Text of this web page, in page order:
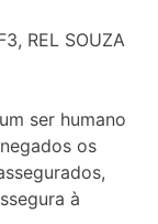
REL SOUZA
ser humano
os
à